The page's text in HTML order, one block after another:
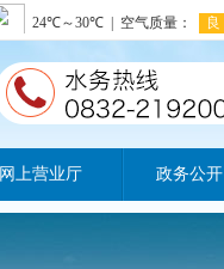
网上营业厅 政务公开